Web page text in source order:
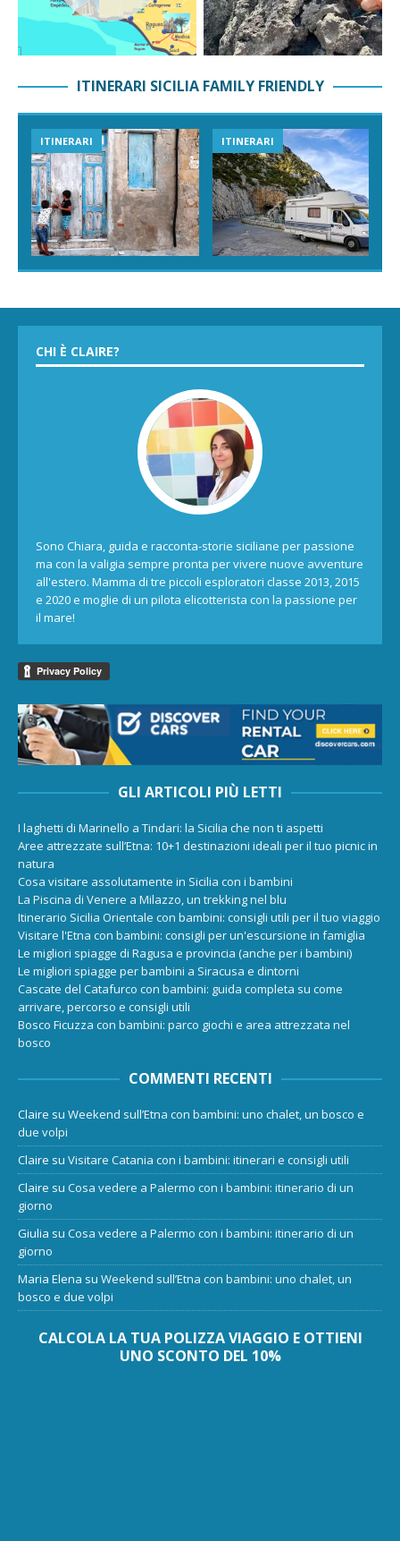
ITINERARI SICILIA FAMILY FRIENDLY
ITINERARI ITINERARI
CHI È CLAIRE?
Sono Chiara, guida e racconta-storie siciliane per passione
ma con la valigia sempre pronta per vivere nuove avventure
all'estero. Mamma di tre piccoli esploratori classe 2013, 2015
e 2020 e moglie di un pilota elicotterista con la passione per
il mare!
GLI ARTICOLI PIÙ LETTI
I laghetti di Marinello a Tindari: la Sicilia che non ti aspetti
Aree attrezzate sull’Etna: 10+1 destinazioni ideali per il tuo picnic in
natura
Cosa visitare assolutamente in Sicilia con i bambini
La Piscina di Venere a Milazzo, un trekking nel blu
Itinerario Sicilia Orientale con bambini: consigli utili per il tuo viaggio
Visitare l'Etna con bambini: consigli per un'escursione in famiglia
Le migliori spiagge di Ragusa e provincia (anche per i bambini)
Le migliori spiagge per bambini a Siracusa e dintorni
Cascate del Catafurco con bambini: guida completa su come
arrivare, percorso e consigli utili
Bosco Ficuzza con bambini: parco giochi e area attrezzata nel
bosco
COMMENTI RECENTI
Claire su Weekend sull’Etna con bambini: uno chalet, un bosco e
due volpi
Claire su Visitare Catania con i bambini: itinerari e consigli utili
Claire su Cosa vedere a Palermo con i bambini: itinerario di un
giorno
Giulia su Cosa vedere a Palermo con i bambini: itinerario di un
giorno
Maria Elena su Weekend sull’Etna con bambini: uno chalet, un
bosco e due volpi
CALCOLA LA TUA POLIZZA VIAGGIO E OTTIENI
UNO SCONTO DEL 10%